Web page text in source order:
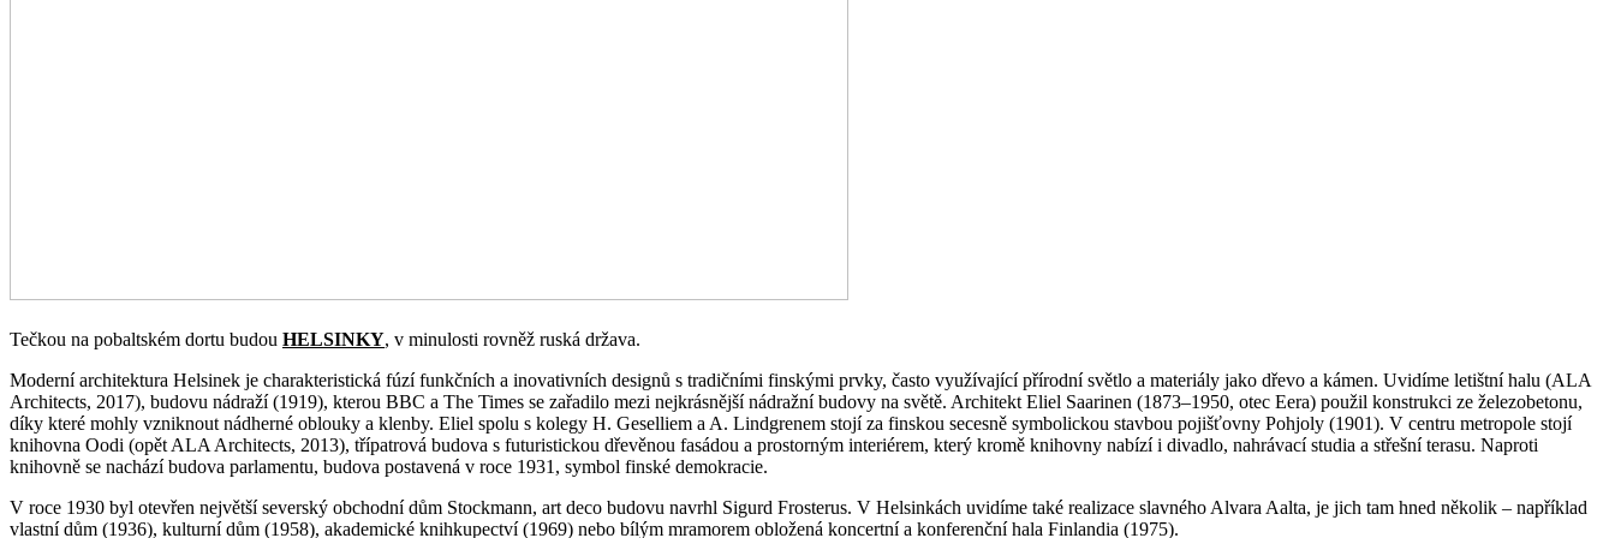
Tečkou na pobaltském dortu budou HELSINKY, v minulosti rovněž ruská država.
Moderní architektura Helsinek je charakteristická fúzí funkčních a inovativních designů s tradičními finskými prvky, často využívající přírodní světlo a materiály jako dřevo a kámen. Uvidíme letištní halu (ALA
Architects, 2017), budovu nádraží (1919), kterou BBC a The Times se zařadilo mezi nejkrásnější nádražní budovy na světě. Architekt Eliel Saarinen (1873–1950, otec Eera) použil konstrukci ze železobetonu,
díky které mohly vzniknout nádherné oblouky a klenby. Eliel spolu s kolegy H. Geselliem a A. Lindgrenem stojí za finskou secesně symbolickou stavbou pojišťovny Pohjoly (1901). V centru metropole stojí
knihovna Oodi (opět ALA Architects, 2013), třípatrová budova s futuristickou dřevěnou fasádou a prostorným interiérem, který kromě knihovny nabízí i divadlo, nahrávací studia a střešní terasu. Naproti
knihovně se nachází budova parlamentu, budova postavená v roce 1931, symbol finské demokracie.
V roce 1930 byl otevřen největší severský obchodní dům Stockmann, art deco budovu navrhl Sigurd Frosterus. V Helsinkách uvidíme také realizace slavného Alvara Aalta, je jich tam hned několik – například
vlastní dům (1936), kulturní dům (1958), akademické knihkupectví (1969) nebo bílým mramorem obložená koncertní a konferenční hala Finlandia (1975).